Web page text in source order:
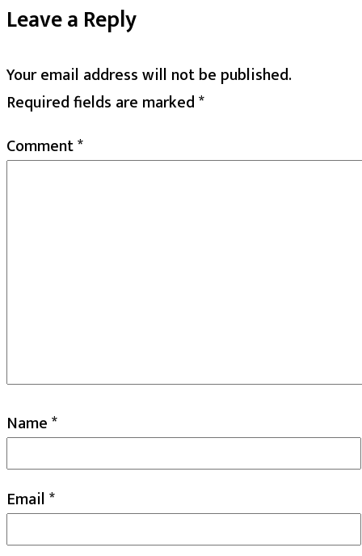
Leave a Reply
Your email address will not be published.
Required fields are marked*
Comment*
Name*
Email*